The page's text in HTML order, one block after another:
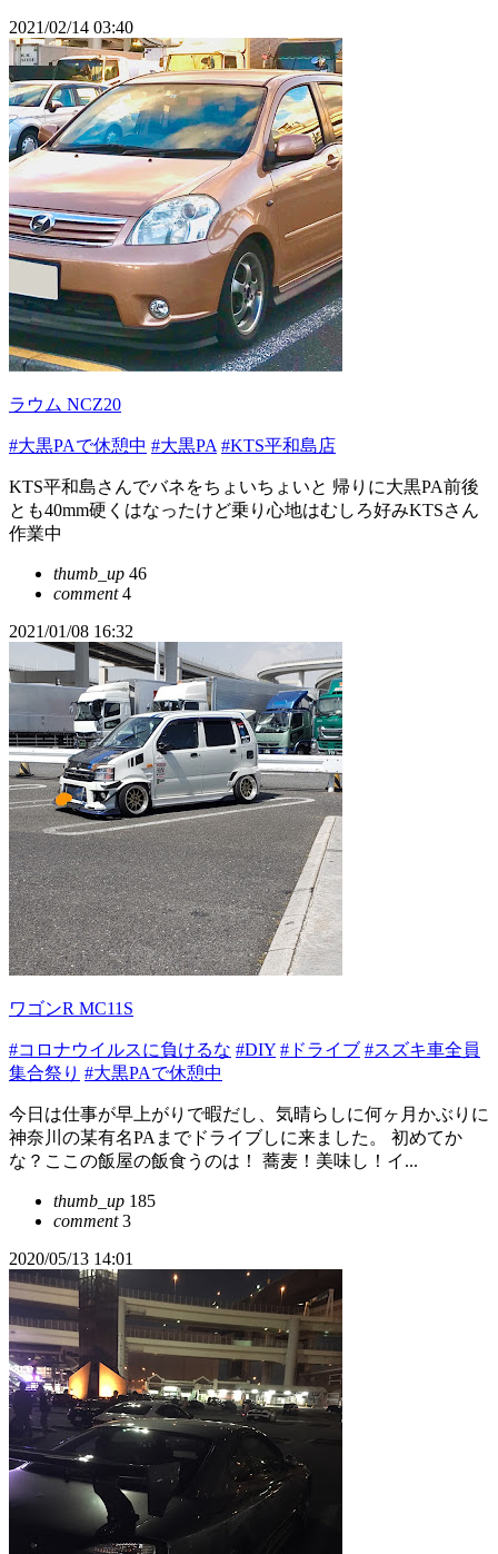
2021/02/14 03:40
ラウム NCZ20
#大黒PAで休憩中 #大黒PA #KTS平和島店
KTS平和島さんでバネをちょいちょいと 帰りに大黒PA前後
とも40mm硬くはなったけど乗り心地はむしろ好みKTSさん
作業中
thumb_up 46
comment4
2021/01/08 16:32
ワゴンR MC11S
#コロナウイルスに負けるな #DIY #ドライブ #スズキ車全員
集合祭り #大黒PAで休憩中
今日は仕事が早上がりで暇だし、気晴らしに何ヶ月かぶりに
神奈川の某有名PAまでドライブしに来ました。 初めてか
な？ここの飯屋の飯食うのは！ 蕎麦！美味し！イ...
thumb_up 185
comment3
2020/05/13 14:01